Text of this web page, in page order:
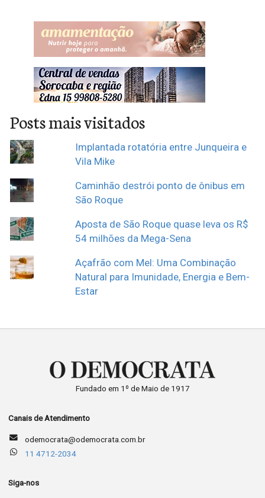
Posts mais visitados
Implantada rotatória entre Junqueira e
Vila Mike
Caminhão destrói ponto de ônibus em
São Roque
Aposta de São Roque quase leva os R$
54 milhões da Mega-Sena
Açafrão com Mel: Uma Combinação
Natural para Imunidade, Energia e Bem-
Estar
Fundado em 1º de Maio de 1917
Canais de Atendimento
odemocrata@odemocrata.com.br
11 4712-2034
Siga-nos